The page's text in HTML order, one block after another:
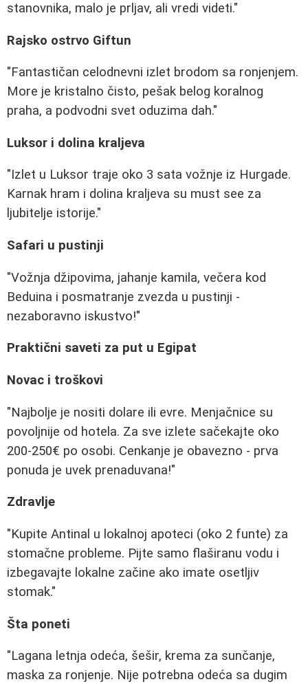
stanovnika, malo je prljav, ali vredi videti."
Rajsko ostrvo Giftun
"Fantastičan celodnevni izlet brodom sa ronjenjem.
More je kristalno čisto, pešak belog koralnog
praha, a podvodni svet oduzima dah."
Luksor i dolina kraljeva
"Izlet u Luksor traje oko 3 sata vožnje iz Hurgade.
Karnak hram i dolina kraljeva su must see za
ljubitelje istorije."
Safari u pustinji
"Vožnja džipovima, jahanje kamila, večera kod
Beduina i posmatranje zvezda u pustinji -
nezaboravno iskustvo!"
Praktični saveti za put u Egipat
Novac i troškovi
"Najbolje je nositi dolare ili evre. Menjačnice su
povoljnije od hotela. Za sve izlete sačekajte oko
200-250€ po osobi. Cenkanje je obavezno - prva
ponuda je uvek prenaduvana!"
Zdravlje
"Kupite Antinal u lokalnoj apoteci (oko 2 funte) za
stomačne probleme. Pijte samo flaširanu vodu i
izbegavajte lokalne začine ako imate osetljiv
stomak."
Šta poneti
"Lagana letnja odeća, šešir, krema za sunčanje,
maska za ronjenje. Nije potrebna odeća sa dugim